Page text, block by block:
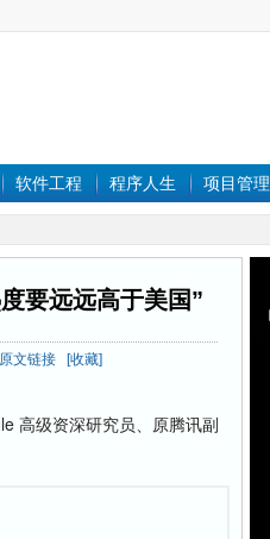
软件工程 程序人生 项目管理
要远远高于美国”
原文链接 [收藏]
高级资深研究员、原腾讯副